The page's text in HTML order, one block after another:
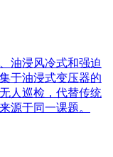
油浸风冷式和强迫
于油浸式变压器的
人巡检，代替传统
源于同一课题。